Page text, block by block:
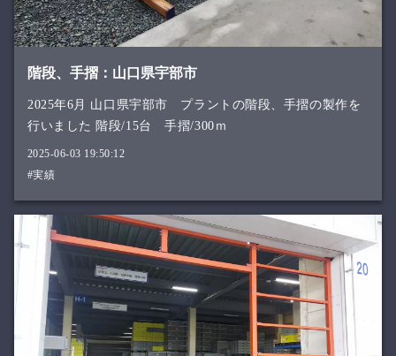
階段、手摺：山口県宇部市
2025年6月 山口県宇部市 プラントの階段、手摺の製作を
行いました 階段/15台 手摺/300ｍ
2025-06-03 19:50:12
#実績